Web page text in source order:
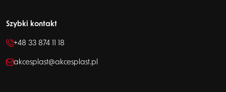
Szybki kontakt
+48 33 874 11 18
akcesplast@akcesplast.pl